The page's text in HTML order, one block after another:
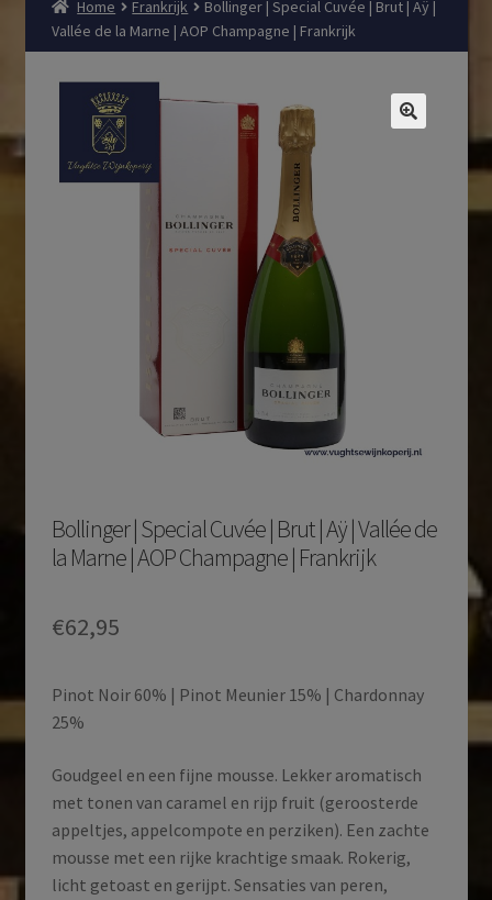
Home Frankrijk
Bollinger | Special Cuvée | Brut | Aÿ |
Vallée de la Marne | AOP Champagne | Frankrijk
Bollinger | Special Cuvée | Brut | Aÿ | Vallée de
la Marne | AOP Champagne | Frankrijk
€62,95
Pinot Noir 60% | Pinot Meunier 15% | Chardonnay
25%
Goudgeel en een fijne mousse. Lekker aromatisch
met tonen van caramel en rijp fruit (geroosterde
appeltjes, appelcompote en perziken). Een zachte
mousse met een rijke krachtige smaak. Rokerig,
licht getoast en gerijpt. Sensaties van peren,